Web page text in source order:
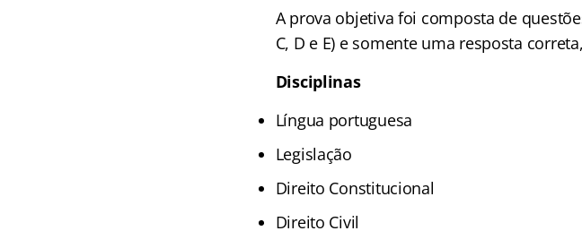
A prova objetiva foi composta de
C, D e E) e somente uma resposta
Disciplinas
Língua portuguesa
Legislação
Direito Constitucional
Direito Civil